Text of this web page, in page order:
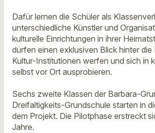
Dafür lernen die Schüler als
unterschiedliche Künstler und
kulturelle Einrichtungen in ihrer
dürfen einen exklusiven Blick hinter die
Kultur-Institutionen werfen und sich in
selbst vor Ort ausprobieren.
Sechs zweite Klassen der Barbara-
Dreifaltigkeits-Grundschule starten in
dem Projekt. Die Pilotphase erstreckt
Jahre.